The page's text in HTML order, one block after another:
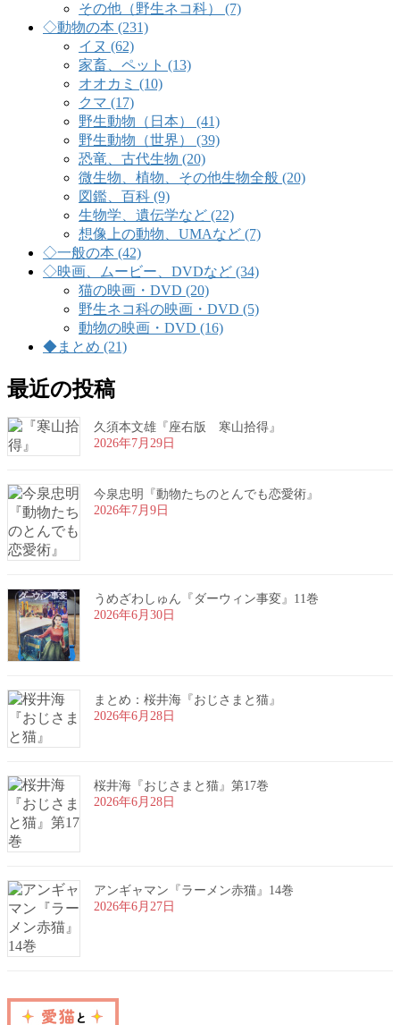
その他（野生ネコ科） (7)
◇動物の本 (231)
イヌ (62)
家畜、ペット (13)
オオカミ (10)
クマ (17)
野生動物（日本） (41)
野生動物（世界） (39)
恐竜、古代生物 (20)
微生物、植物、その他生物全般 (20)
図鑑、百科 (9)
生物学、遺伝学など (22)
想像上の動物、UMAなど (7)
◇一般の本 (42)
◇映画、ムービー、DVDなど (34)
猫の映画・DVD (20)
野生ネコ科の映画・DVD (5)
動物の映画・DVD (16)
◆まとめ (21)
最近の投稿
久須本文雄『座右版 寒山拾得』
2026年7月29日
今泉忠明『動物たちのとんでも恋愛術』
2026年7月9日
うめざわしゅん『ダーウィン事変』11巻
2026年6月30日
まとめ：桜井海『おじさまと猫』
2026年6月28日
桜井海『おじさまと猫』第17巻
2026年6月28日
アンギャマン『ラーメン赤猫』14巻
2026年6月27日